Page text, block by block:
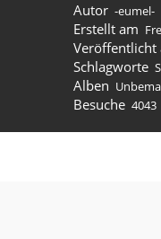
Autor -eumel-
Erstellt am
Veröffentlicht
Schlagworte
Alben
Besuche 4043